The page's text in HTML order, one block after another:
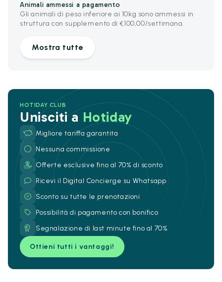
Animali ammessi a pagamento
Gli animali di peso inferiore ai 10kg sono ammessi in
struttura con supplemento di €100,00/settimana.
Mostra tutte
HOTIDAY CLUB
Unisciti a Hotiday
Migliore tariffa garantita
Nessuna commissione
Offerte esclusive fino al 70% di sconto
Ricevi il Digital Concierge su Whatsapp
Sconto su tutte le prenotazioni
Possibilità di pagamento con bonifico
Segnalazione di last minute fino al 70%
Ottieni tutti i vantaggi!